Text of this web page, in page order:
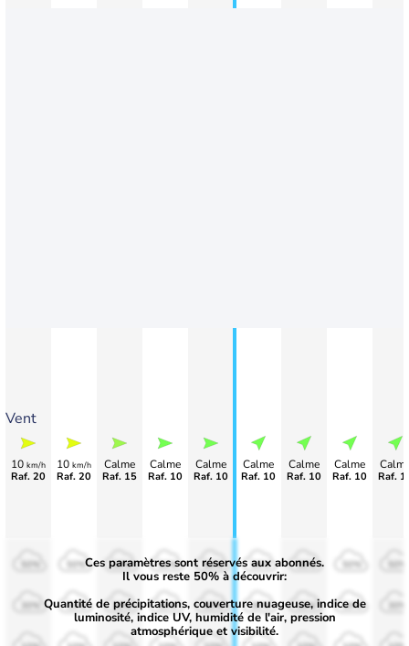
Vent
10 km/h
Raf. 20
10 km/h
Raf. 20
Calme
Raf. 15
Calme
Raf. 10
Calme
Raf. 10
Calme
Raf. 10
Calme
Raf. 10
Calme
Raf. 10 Raf.
50%
30%
50%
30%
50%
30%
50%
30%
50%
30%
50%
30%
50%
30%
Ces paramètres sont réservés aux abonnés.
Il vous reste 50% à découvrir:
Quantité de précipitations, couverture nuageuse, indice de
luminosité, indice UV, humidité de l'air, pression
atmosphérique et visibilité.